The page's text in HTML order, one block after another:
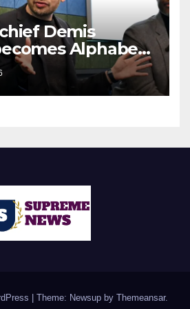
Demis
Alphabet
in leadership
| Theme: Newsup by Themeansar.